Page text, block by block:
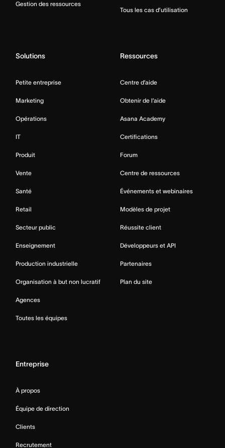
Gestion des ressources
Tous les cas d’utilisation
Solutions
Petite entreprise
Marketing
Opérations
IT
Produit
Vente
Santé
Retail
Secteur public
Enseignement
Production industrielle
Organisation à but non lucratif
Agences
Toutes les équipes
Ressources
Centre d’aide
Obtenir de l’aide
Asana Academy
Certifications
Forum
Centre de ressources
Événements et webinaires
Modèles de projet
Réussite client
Développeurs et API
Partenaires
Plan du site
Entreprise
À propos
Équipe de direction
Clients
Recrutement